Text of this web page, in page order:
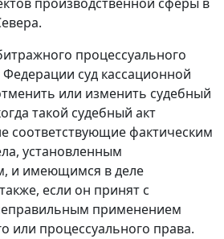
производственной сферы в
процессуального
Федерации суд кассационной
или изменить судебный
такой судебный акт
соответствующие фактическим
установленным
и имеющимся в деле
если он принят с
применением
или процессуального права.